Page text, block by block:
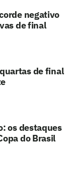
negativo
de final
de final
os destaques
do Brasil